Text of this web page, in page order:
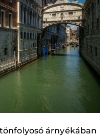
árnyékában